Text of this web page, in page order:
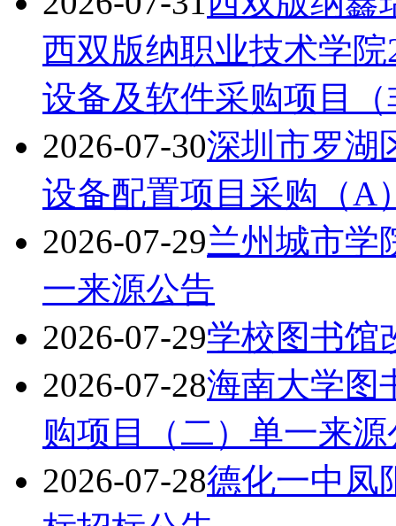
西双版纳职业技术学
设备及软件采购项目
2026-07-30深圳市罗湖
设备配置项目采购（A
2026-07-29兰州城市学
一来源公告
2026-07-29学校图书馆
海南大学图
购项目（二）单一来
2026-07-28德化一中凤
标招标公告